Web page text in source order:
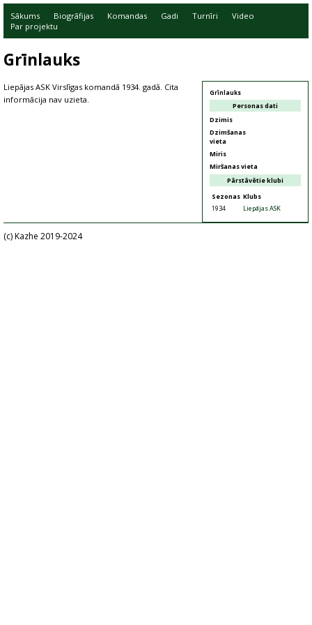
Sākums Biogrāfijas Komandas Gadi Turnīri
Video
Par projektu
Grīnlauks
Grīnlauks
Personas dati
Dzimis
Dzimšanas
vieta
Miris
Miršanas vieta
Pārstāvētie klubi
Sezonas Klubs
1934
Liepājas ASK
Liepājas ASK Virslīgas komandā 1934. gadā. Cita
informācija nav uzieta.
(c) Kazhe 2019-2024